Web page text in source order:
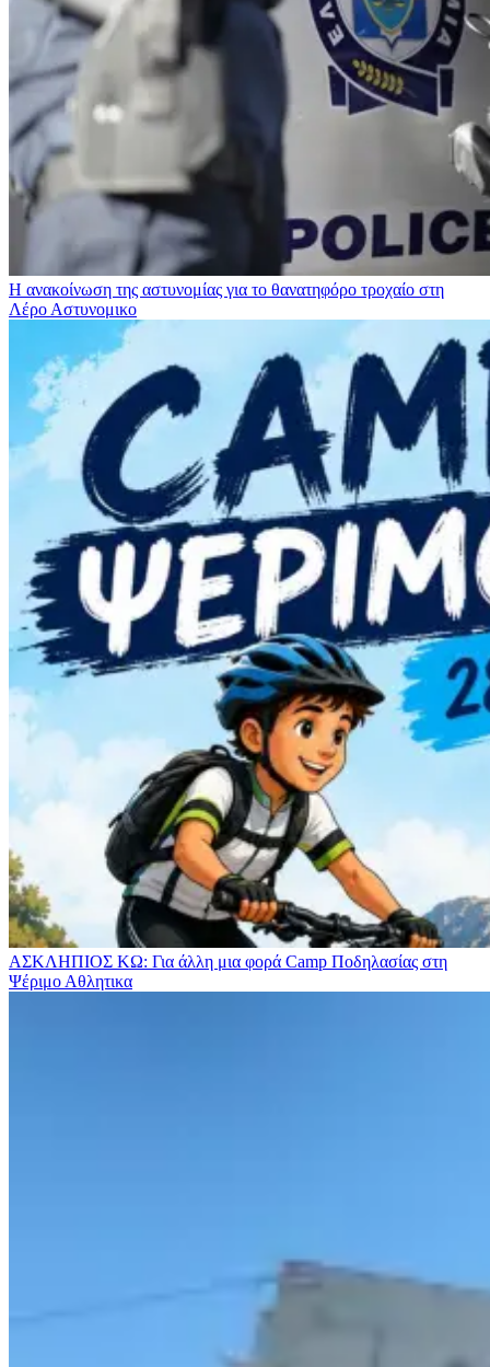
Η ανακοίνωση της αστυνομίας για το θανατηφόρο τροχαίο στη
Λέρο Αστυνομικο
ΑΣΚΛΗΠΙΟΣ ΚΩ: Για άλλη μια φορά Camp Ποδηλασίας στη
Ψέριμο Αθλητικα